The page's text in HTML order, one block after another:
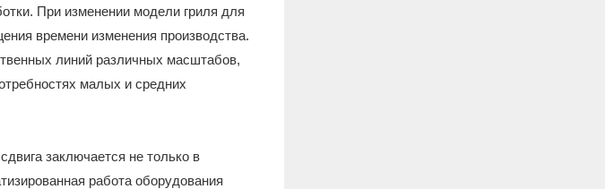
При изменении модели гриля для
времени изменения производства.
линий различных масштабов,
малых и средних
заключается не только в
работа оборудования